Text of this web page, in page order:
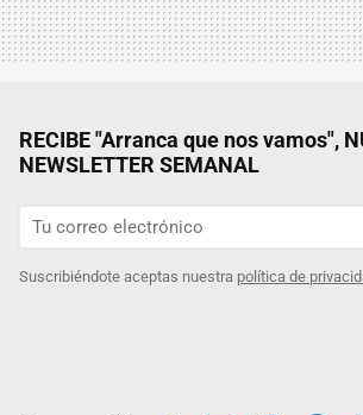
RECIBE "Arranca que nos vamos",
NEWSLETTER SEMANAL
Suscribiéndote aceptas nuestra política de